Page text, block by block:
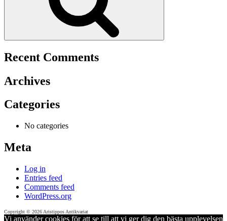
Recent Comments
Archives
Categories
No categories
Meta
Log in
Entries feed
Comments feed
WordPress.org
Copyright © 2026 Aristippos Antikvariat
Vi använder cookies för att se till att vi ger dig den bästa upplevelsen